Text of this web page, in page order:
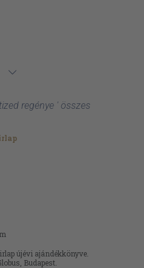
regénye ' összes
újévi ajándékkönyve.
Budapest.